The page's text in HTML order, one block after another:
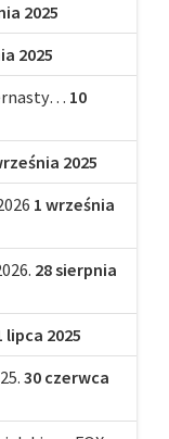
2025
2025
10
2025
1 września
28 sierpnia
lipca 2025
30 czerwca